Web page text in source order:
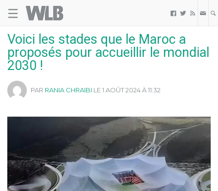
☰   
Voici les stades que le Maroc a
proposés pour accueillir le mondial
2030 !
PAR RANIA CHRAIBI LE 1 AOÛT 2024 À 11:32